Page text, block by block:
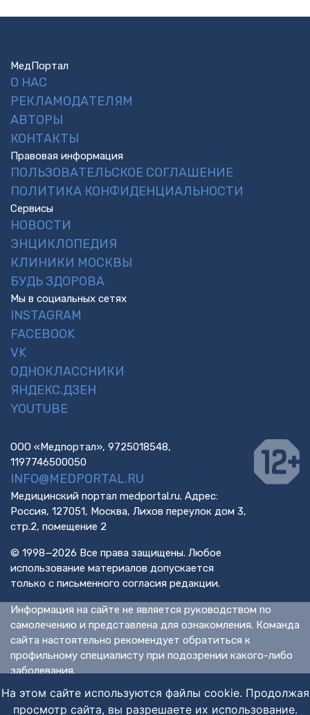
МедПортал
О НАС
РЕКЛАМОДАТЕЛЯМ
АВТОРЫ
КОНТАКТЫ
Правовая информация
ПОЛЬЗОВАТЕЛЬСКОЕ СОГЛАШЕНИЕ
ПОЛИТИКА КОНФИДЕНЦИАЛЬНОСТИ
Сервисы
НОВОСТИ
ЭНЦИКЛОПЕДИЯ
КЛИНИКИ МОСКВЫ
БУДЬ ЗДОРОВА
Мы в социальных сетях
INSTAGRAM
FACEBOOK
VK
ОДНОКЛАССНИКИ
ЯНДЕКС.ДЗЕН
YOUTUBE
ООО «Медпортал», 9725018548,
1197746500050
INFO@MEDPORTAL.RU
Медицинский портал medportal.ru. Адрес:
Россия, 127051, Москва, Лихов переулок дом 3,
стр.2, помещение 2
© 1998—2026 Все права защищены. Любое
использование материалов допускается
только с письменного согласия редакции.
Информация на сайте не является руководством по
самолечению и представлена для ознакомления. Команда
сайта настоятельно рекомендует обратиться к
профильному специалисту при подозрении какого-либо
заболевания.
ИМЕЮТСЯ ПРОТИВОПОКАЗАНИЯ. НЕОБХОДИМА
КОНСУЛЬТАЦИЯ СПЕЦИАЛИСТА.
На этом сайте используются файлы cookie. Продолжая
просмотр сайта, вы разрешаете их использование.